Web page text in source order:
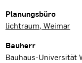
Planungsbüro
lichtraum, Weimar
Bauherr
Bauhaus-Universität